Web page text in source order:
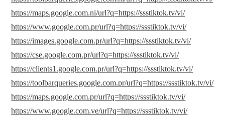
https://maps.google.com.ni/url?q=https://ssstiktok.tv/vi/
https://www.google.com.pr/url?q=https://ssstiktok.tv/vi/
https://images.google.com.pr/url?q=https://ssstiktok.tv/vi/
https://cse.google.com.pr/url?q=https://ssstiktok.tv/vi/
https://clients1.google.com.pr/url?q=https://ssstiktok.tv/vi/
https://toolbarqueries.google.com.pr/url?q=https://ssstiktok.tv/vi/
https://maps.google.com.pr/url?q=https://ssstiktok.tv/vi/
https://www.google.com.ve/url?q=https://ssstiktok.tv/vi/